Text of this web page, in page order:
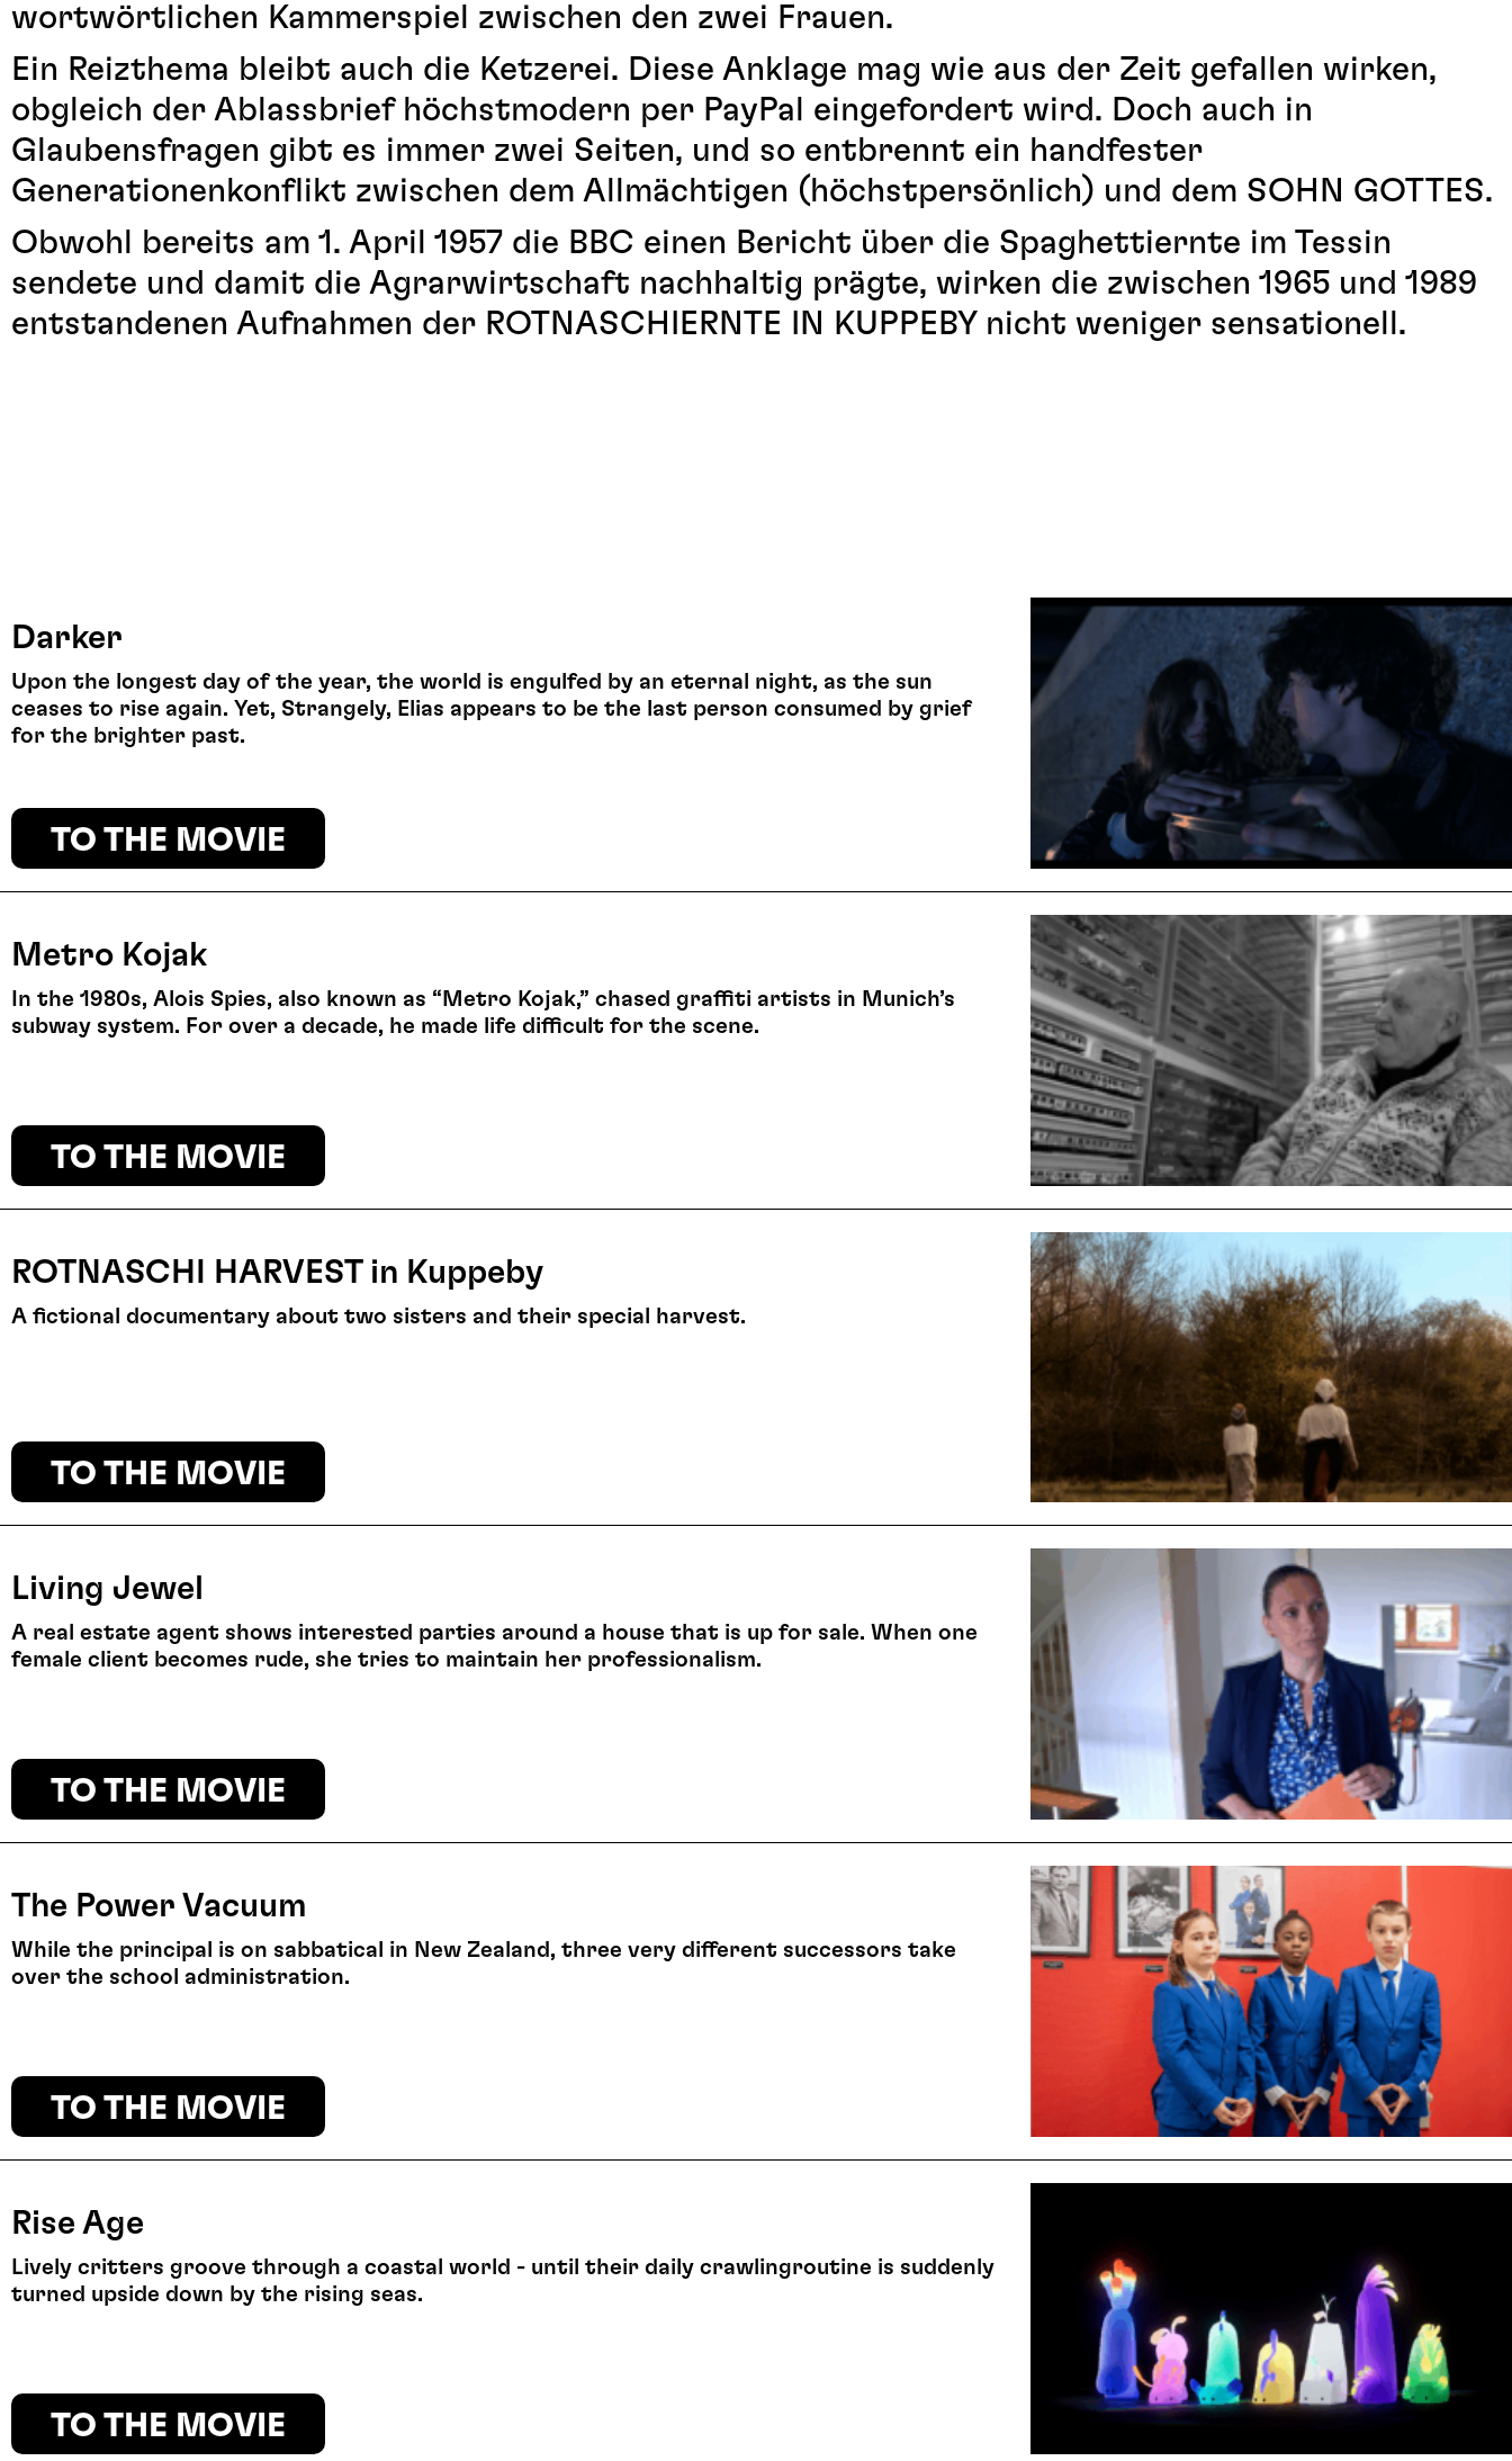
wortwörtlichen Kammerspiel zwischen den zwei Frauen.
Ein Reizthema bleibt auch die Ketzerei. Diese Anklage mag wie aus der Zeit gefallen wirken,
obgleich der Ablassbrief höchstmodern per PayPal eingefordert wird. Doch auch in
Glaubensfragen gibt es immer zwei Seiten, und so entbrennt ein handfester
Generationenkonflikt zwischen dem Allmächtigen (höchstpersönlich) und dem SOHN GOTTES.
Obwohl bereits am 1. April 1957 die BBC einen Bericht über die Spaghettiernte im Tessin
sendete und damit die Agrarwirtschaft nachhaltig prägte, wirken die zwischen 1965 und 1989
entstandenen Aufnahmen der ROTNASCHIERNTE IN KUPPEBY nicht weniger sensationell.
Darker
Upon the longest day of the year, the world is engulfed by an eternal night, as the sun
ceases to rise again. Yet, Strangely, Elias appears to be the last person consumed by grief
for the brighter past.
TO THE MOVIE
Metro Kojak
In the 1980s, Alois Spies, also known as “Metro Kojak,” chased graffiti artists in Munich’s
subway system. For over a decade, he made life difficult for the scene.
TO THE MOVIE
ROTNASCHI HARVEST in Kuppeby
A fictional documentary about two sisters and their special harvest.
TO THE MOVIE
Living Jewel
A real estate agent shows interested parties around a house that is up for sale. When one
female client becomes rude, she tries to maintain her professionalism.
TO THE MOVIE
The Power Vacuum
While the principal is on sabbatical in New Zealand, three very different successors take
over the school administration.
TO THE MOVIE
Rise Age
Lively critters groove through a coastal world - until their daily crawlingroutine is suddenly
turned upside down by the rising seas.
TO THE MOVIE